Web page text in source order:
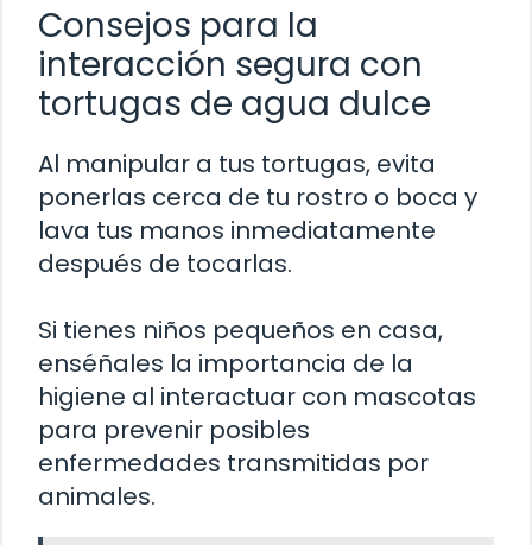
Consejos para la
interacción segura con
tortugas de agua dulce
Al manipular a tus tortugas, evita
ponerlas cerca de tu rostro o boca y
lava tus manos inmediatamente
después de tocarlas.
Si tienes niños pequeños en casa,
enséñales la importancia de la
higiene al interactuar con mascotas
para prevenir posibles
enfermedades transmitidas por
animales.